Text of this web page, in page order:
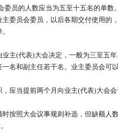
员的人数应当为五至十五名的单数
委员会委员，以后各期交付使用的
(代表)大会决定，一般为三至五年
名和副主任若干名。业主委员会可
当提前两个月向业主(代表)大会会
照大会议事规则补选，但缺额人